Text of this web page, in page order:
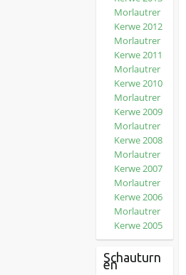
Morlautrer
Kerwe 2012
Morlautrer
Kerwe 2011
Morlautrer
Kerwe 2010
Morlautrer
Kerwe 2009
Morlautrer
Kerwe 2008
Morlautrer
Kerwe 2007
Morlautrer
Kerwe 2006
Morlautrer
Kerwe 2005
Schauturn
en